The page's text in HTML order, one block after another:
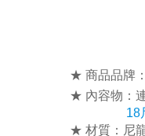
★ 商品品牌
★ 內容物：
18尺碼內
★ 材質：尼